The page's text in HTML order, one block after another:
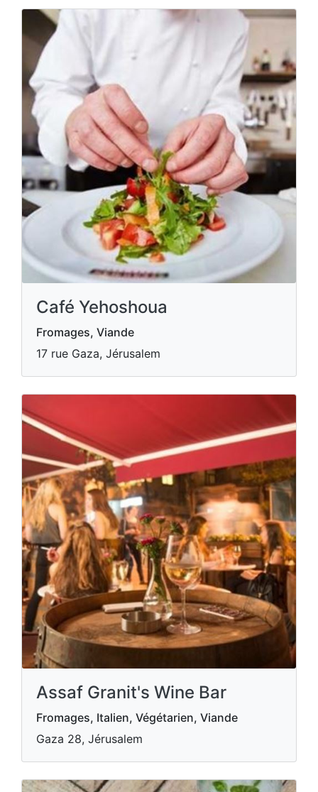
Café Yehoshoua
Fromages, Viande
17 rue Gaza, Jérusalem
Assaf Granit's Wine Bar
Fromages, Italien, Végétarien, Viande
Gaza 28, Jérusalem